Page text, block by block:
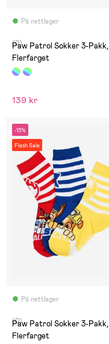
På nettlager
(0)
Paw Patrol Sokker 3-Pakk,
Flerfarget
139 kr
-13%
Flash Sale
På nettlager
(0)
Paw Patrol Sokker 3-Pakk,
Flerfarget